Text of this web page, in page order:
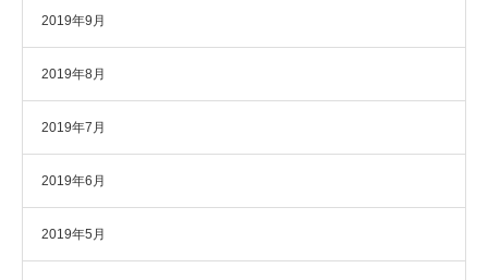
2019年9月
2019年8月
2019年7月
2019年6月
2019年5月